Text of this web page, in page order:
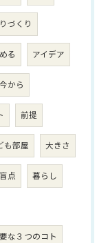
づくり
る アイデア
今から
前提
も部屋 大きさ
盲点 暮らし
な３つのコト